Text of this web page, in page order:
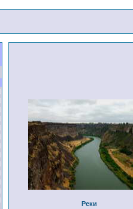
)
)
)
)
)
)
)
)
)
)
)
)
) Реки